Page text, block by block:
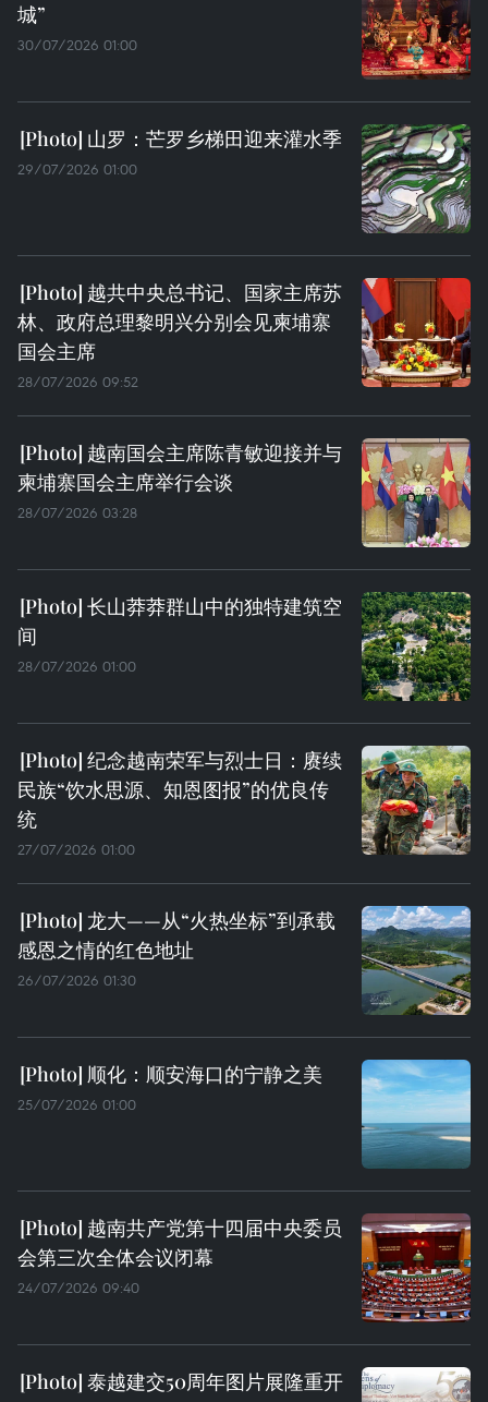
城”
30/07/2026 01:00
山罗：芒罗乡梯田迎来灌水季
29/07/2026 01:00
越共中央总书记、国家主席苏
林、政府总理黎明兴分别会见柬埔寨
国会主席
28/07/2026 09:52
越南国会主席陈青敏迎接并与
柬埔寨国会主席举行会谈
28/07/2026 03:28
长山莽莽群山中的独特建筑空
间
28/07/2026 01:00
纪念越南荣军与烈士日：赓续
民族“饮水思源、知恩图报”的优良传
统
27/07/2026 01:00
龙大——从“火热坐标”到承载
感恩之情的红色地址
26/07/2026 01:30
顺化：顺安海口的宁静之美
25/07/2026 01:00
越南共产党第十四届中央委员
会第三次全体会议闭幕
24/07/2026 09:40
泰越建交50周年图片展隆重开